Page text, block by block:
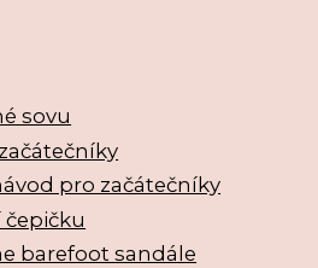
sovu
pro začátečníky
čepičku
barefoot sandále